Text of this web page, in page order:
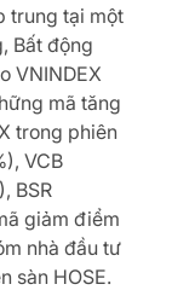
trung tại một
Bất động
VNINDEX
mã tăng
trong phiên
VCB
BSR
giảm điểm
nhà đầu tư
sàn HOSE.